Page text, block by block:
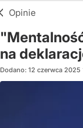
Opinie
na
Dodano: 12 czerwca 2025